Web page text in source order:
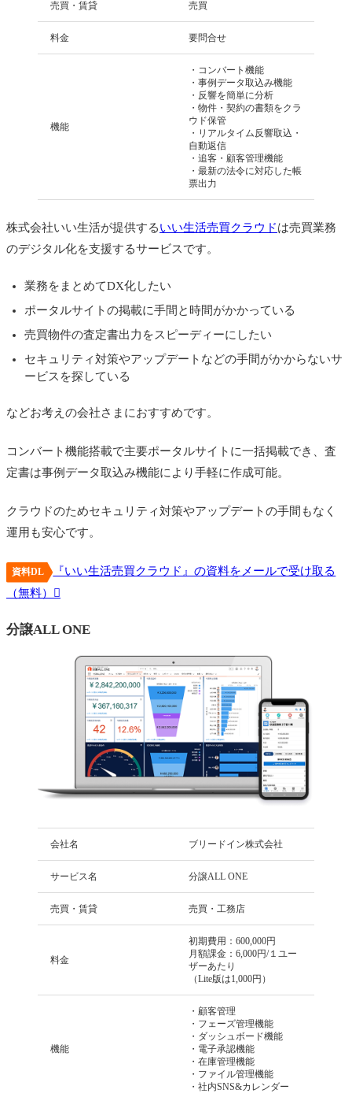
売買・賃貸 売買
料金 要問合せ
機能
・コンバート機能
・事例データ取込み機能
・反響を簡単に分析
・物件・契約の書類をクラ
ウド保管
・リアルタイム反響取込・
自動返信
・追客・顧客管理機能
・最新の法令に対応した帳
票出力
株式会社いい生活が提供するいい生活売買クラウドは売買業務
のデジタル化を支援するサービスです。
業務をまとめてDX化したい
ポータルサイトの掲載に手間と時間がかかっている
売買物件の査定書出力をスピーディーにしたい
セキュリティ対策やアップデートなどの手間がかからないサ
ービスを探している
などお考えの会社さまにおすすめです。
コンバート機能搭載で主要ポータルサイトに一括掲載でき、査
定書は事例データ取込み機能により手軽に作成可能。
クラウドのためセキュリティ対策やアップデートの手間もなく
運用も安心です。
資料DL
『いい生活売買クラウド』の資料をメールで受け取る
（無料）
分譲ALL ONE
会社名 ブリードイン株式会社
サービス名 分譲ALL ONE
売買・賃貸 売買・工務店
料金
初期費用：600,000円
月額課金：6,000円/１ユー
ザーあたり
（Lite版は1,000円）
機能
・顧客管理
・フェーズ管理機能
・ダッシュボード機能
・電子承認機能
・在庫管理機能
・ファイル管理機能
・社内SNS&カレンダー